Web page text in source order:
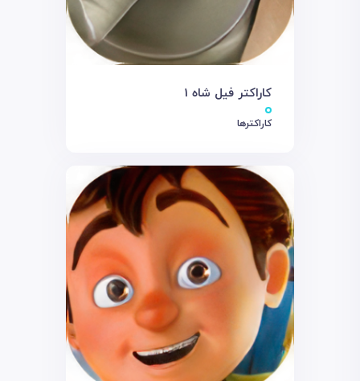
کاراکتر فیل شاه 1
کاراکترها